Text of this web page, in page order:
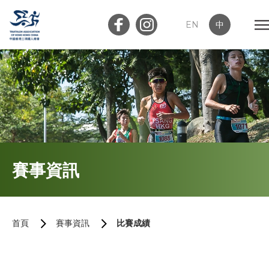
EN 中
會員登入 屬會登入
首頁
賽事資訊
首頁 賽事資訊 比賽成績